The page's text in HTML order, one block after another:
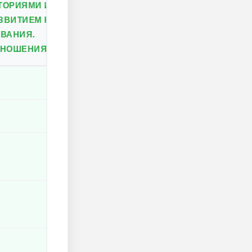
И ХАРАКТЕРАМИ.
КОРОЛЕВСТВА.
С ДРУГИМИ КОРОЛЕВСТВАМИ.